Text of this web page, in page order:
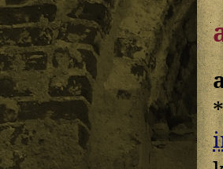
*